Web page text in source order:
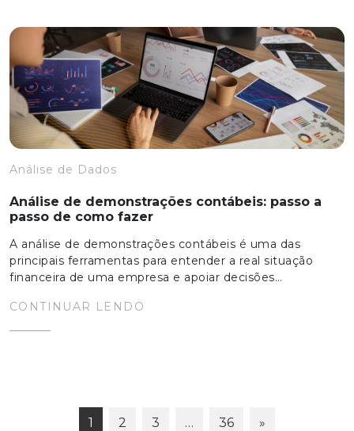
Análise de Dados
Análise de demonstrações contábeis: passo a
passo de como fazer
A análise de demonstrações contábeis é uma das
principais ferramentas para entender a real situação
financeira de uma empresa e apoiar decisões…
CONTINUAR LENDO
1 2 3 … 36 »